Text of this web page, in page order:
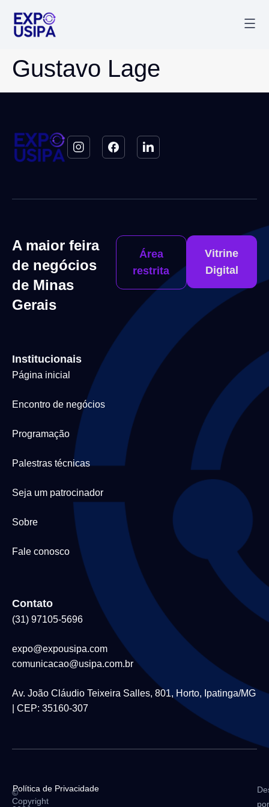
Gustavo Lage
A maior feira
de negócios
de Minas
Gerais
Área
restrita
Vitrine
Digital
Institucionais
Página inicial
Encontro de negócios
Programação
Palestras técnicas
Seja um patrocinador
Sobre
Fale conosco
Contato
(31) 97105-5696
expo@expousipa.com
comunicacao@usipa.com.br
Av. João Cláudio Teixeira Salles, 801, Horto, Ipatinga/MG
| CEP: 35160-307
©
Copyright
Política de Privacidade
por